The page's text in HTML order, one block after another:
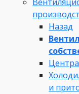
Назад
и